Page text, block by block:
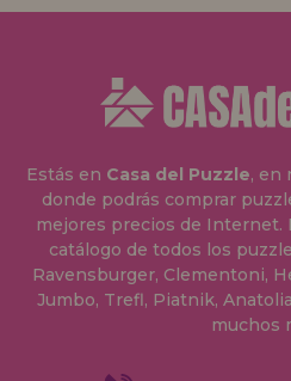
Estás en Casa del Puzzle, en
donde podrás comprar
mejores precios de
catálogo de todos los
Ravensburger, Clementoni,
Jumbo, Trefl, Piatnik,
muchos